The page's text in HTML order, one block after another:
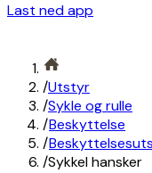
Last ned app
/Utstyr
/Sykle og rulle
/Beskyttelse
/
/Sykkel hansker